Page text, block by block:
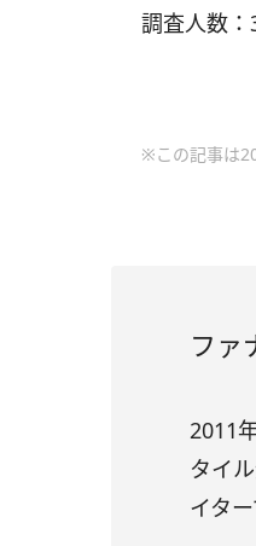
調査人数：
※この記事は
ファ
2011
タイ
イタ